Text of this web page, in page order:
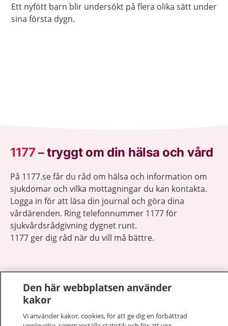
Ett nyfött barn blir undersökt på flera olika sätt under
sina första dygn.
1177–tryggt om din hälsa och vård
På 1177.se får du råd om hälsa och information om
sjukdomar och vilka mottagningar du kan kontakta.
Logga in för att läsa din journal och göra dina
vårdärenden. Ring telefonnummer 1177 för
sjukvårdsrådgivning dygnet runt.
1177 ger dig råd när du vill må bättre.
1177 på flera språk
Den här webbplatsen använder
kakor
Vi använder kakor, cookies, för att ge dig en förbättrad